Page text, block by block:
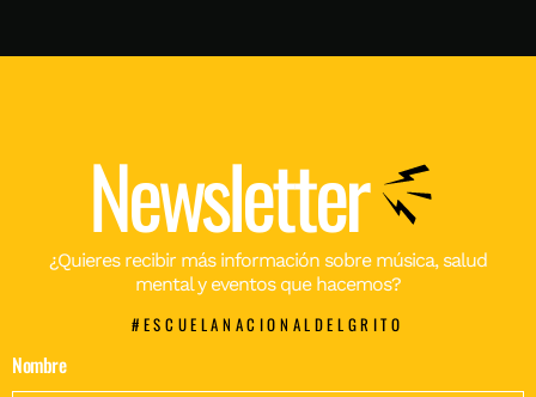
Newsletter
¿Quieres recibir más información sobre música, salud
mental y eventos que hacemos?
#ESCUELANACIONALDELGRITO
Nombre